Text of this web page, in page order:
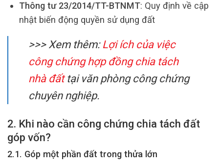
Thông tư 23/2014/TT-BTNMT: Quy định về cập
nhật biến động quyền sử dụng đất
>>> Xem thêm: Lợi ích của việc
công chứng hợp đồng chia tách
nhà đấttại văn phòng công chứng
chuyên nghiệp.
2. Khi nào cần công chứng chia tách đất
góp vốn?
2.1. Góp một phần đất trong thửa lớn